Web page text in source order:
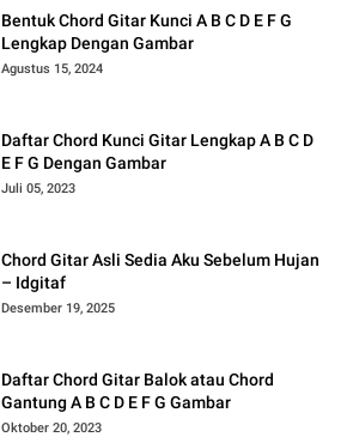
Bentuk Chord Gitar Kunci A B C D E F G
Lengkap Dengan Gambar
Agustus 15, 2024
Daftar Chord Kunci Gitar Lengkap A B C D
E F G Dengan Gambar
Juli 05, 2023
Chord Gitar Asli Sedia Aku Sebelum Hujan
– Idgitaf
Desember 19, 2025
Daftar Chord Gitar Balok atau Chord
Gantung A B C D E F G Gambar
Oktober 20, 2023